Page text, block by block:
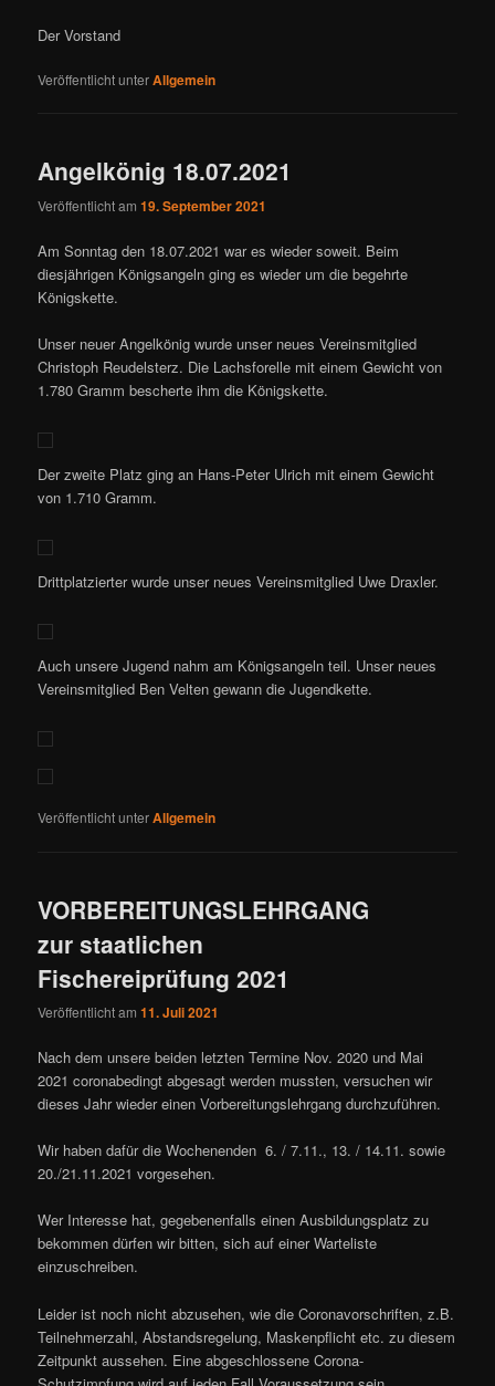
Der Vorstand
Veröffentlicht unterAllgemein
Angelkönig 18.07.2021
Veröffentlicht am19. September 2021
Am Sonntag den 18.07.2021 war es wieder soweit. Beim
diesjährigen Königsangeln ging es wieder um die begehrte
Königskette.
Unser neuer Angelkönig wurde unser neues Vereinsmitglied
Christoph Reudelsterz. Die Lachsforelle mit einem Gewicht von
1.780 Gramm bescherte ihm die Königskette.
Der zweite Platz ging an Hans-Peter Ulrich mit einem Gewicht
von 1.710 Gramm.
Drittplatzierter wurde unser neues Vereinsmitglied Uwe Draxler.
Auch unsere Jugend nahm am Königsangeln teil. Unser neues
Vereinsmitglied Ben Velten gewann die Jugendkette.
Veröffentlicht unterAllgemein
VORBEREITUNGSLEHRGANG
zur staatlichen
Fischereiprüfung 2021
Veröffentlicht am11. Juli 2021
Nach dem unsere beiden letzten Termine Nov. 2020 und Mai
2021 coronabedingt abgesagt werden mussten, versuchen wir
dieses Jahr wieder einen Vorbereitungslehrgang durchzuführen.
Wir haben dafür die Wochenenden 6. / 7.11., 13. / 14.11. sowie
20./21.11.2021 vorgesehen.
Wer Interesse hat, gegebenenfalls einen Ausbildungsplatz zu
bekommen dürfen wir bitten, sich auf einer Warteliste
einzuschreiben.
Leider ist noch nicht abzusehen, wie die Coronavorschriften, z.B.
Teilnehmerzahl, Abstandsregelung, Maskenpflicht etc. zu diesem
Zeitpunkt aussehen. Eine abgeschlossene Corona-